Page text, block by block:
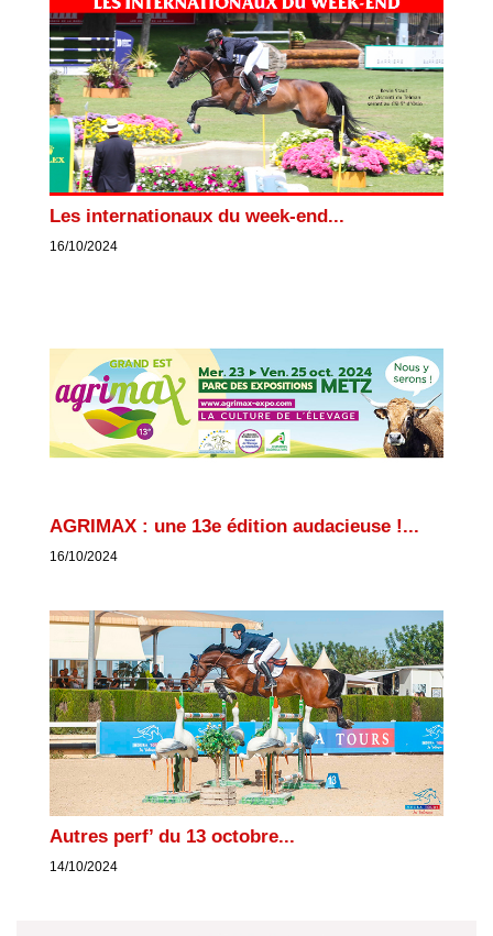
Les internationaux du week-end...
16/10/2024
AGRIMAX : une 13e édition audacieuse !...
16/10/2024
Autres perf’ du 13 octobre...
14/10/2024